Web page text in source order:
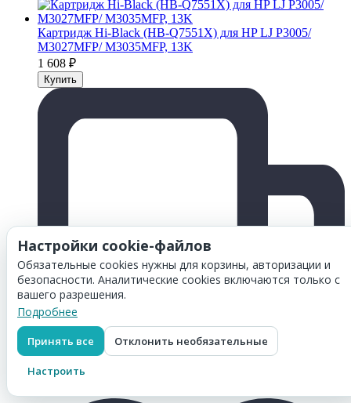
Картридж Hi-Black (HB-Q7551X) для HP LJ P3005/
M3027MFP/ M3035MFP, 13K
1 608 ₽
Настройки cookie-файлов
Обязательные cookies нужны для корзины, авторизации и
безопасности. Аналитические cookies включаются только с
вашего разрешения.
Подробнее
Принять все Отклонить необязательные
Настроить